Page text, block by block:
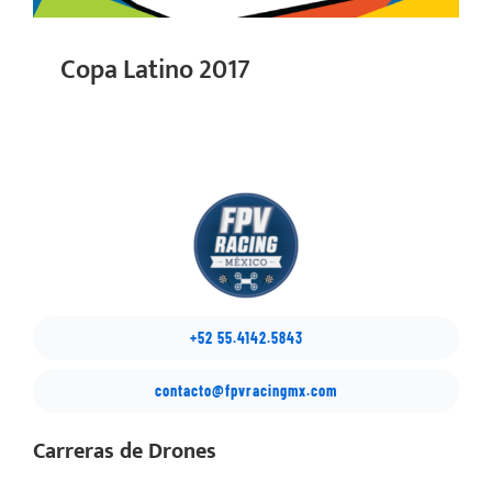
Copa Latino 2017
+52 55.4142.5843
contacto@fpvracingmx.com
Carreras de Drones